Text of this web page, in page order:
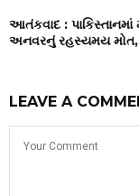
આતંકવાદ :
અનવરનું રહસ્યમય મોત,
LEAVE A